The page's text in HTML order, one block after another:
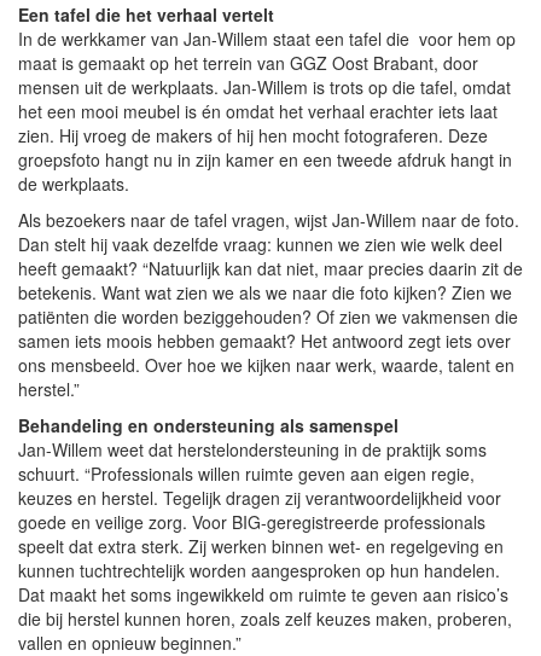
Een tafel die het verhaal vertelt
In de werkkamer van Jan-Willem staat een tafel die voor hem op
maat is gemaakt op het terrein van GGZ Oost Brabant, door
mensen uit de werkplaats. Jan-Willem is trots op die tafel, omdat
het een mooi meubel is én omdat het verhaal erachter iets laat
zien. Hij vroeg de makers of hij hen mocht fotograferen. Deze
groepsfoto hangt nu in zijn kamer en een tweede afdruk hangt in
de werkplaats.
Als bezoekers naar de tafel vragen, wijst Jan-Willem naar de foto.
Dan stelt hij vaak dezelfde vraag: kunnen we zien wie welk deel
heeft gemaakt? “Natuurlijk kan dat niet, maar precies daarin zit de
betekenis. Want wat zien we als we naar die foto kijken? Zien we
patiënten die worden beziggehouden? Of zien we vakmensen die
samen iets moois hebben gemaakt? Het antwoord zegt iets over
ons mensbeeld. Over hoe we kijken naar werk, waarde, talent en
herstel.”
Behandeling en ondersteuning als samenspel
Jan-Willem weet dat herstelondersteuning in de praktijk soms
schuurt. “Professionals willen ruimte geven aan eigen regie,
keuzes en herstel. Tegelijk dragen zij verantwoordelijkheid voor
goede en veilige zorg. Voor BIG-geregistreerde professionals
speelt dat extra sterk. Zij werken binnen wet- en regelgeving en
kunnen tuchtrechtelijk worden aangesproken op hun handelen.
Dat maakt het soms ingewikkeld om ruimte te geven aan risico’s
die bij herstel kunnen horen, zoals zelf keuzes maken, proberen,
vallen en opnieuw beginnen.”